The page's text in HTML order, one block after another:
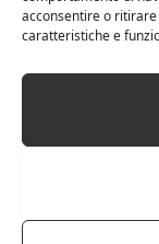
acconsentire o
caratteristiche e
(Lu x La x A),